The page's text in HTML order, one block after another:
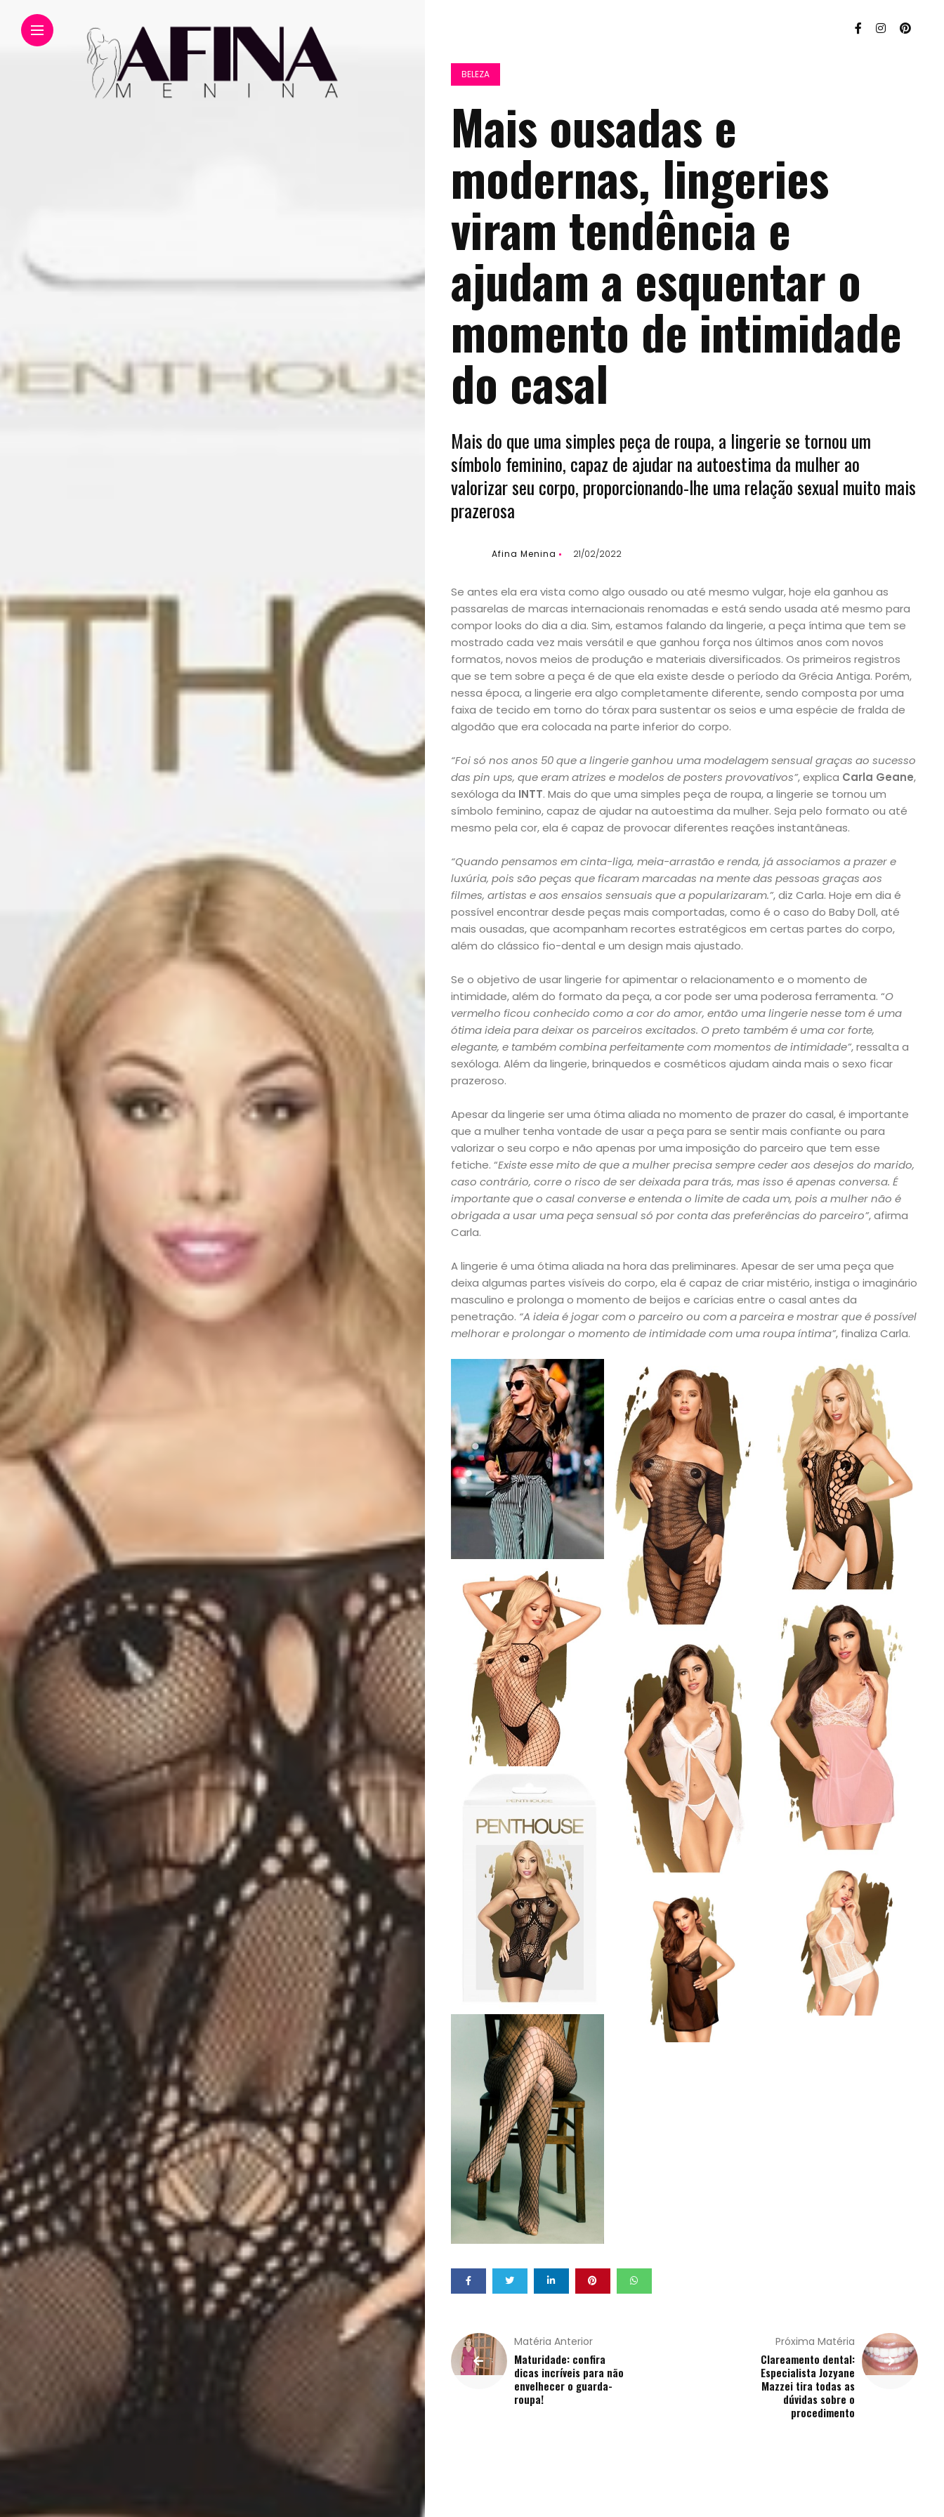
Início
Beleza
Bora
lá!
Casa
e
Decoração
Exclusiva
Homem
Mães
Filhos
Notícias
Opinião
Pets
Receitas
Saúde
Qualidade
Sexualidade
Variedades
BELEZA
Mais ousadas e
modernas, lingeries
viram tendência e
ajudam a esquentar o
momento de intimidade
do casal
Mais do que uma simples peça de roupa, a lingerie se tornou um
símbolo feminino, capaz de ajudar na autoestima da mulher ao
valorizar seu corpo, proporcionando-lhe uma relação sexual muito mais
prazerosa
Afina Menina 21/02/2022
Se antes ela era vista como algo ousado ou até mesmo vulgar, hoje ela ganhou as
passarelas de marcas internacionais renomadas e está sendo usada até mesmo para
compor looks do dia a dia. Sim, estamos falando da lingerie, a peça íntima que tem se
mostrado cada vez mais versátil e que ganhou força nos últimos anos com novos
formatos, novos meios de produção e materiais diversificados. Os primeiros registros
que se tem sobre a peça é de que ela existe desde o período da Grécia Antiga. Porém,
nessa época, a lingerie era algo completamente diferente, sendo composta por uma
faixa de tecido em torno do tórax para sustentar os seios e uma espécie de fralda de
algodão que era colocada na parte inferior do corpo.
“Foi só nos anos 50 que a lingerie ganhou uma modelagem sensual graças ao sucesso
das pin ups, que eram atrizes e modelos de posters provovativos”, explica Carla Geane,
sexóloga da INTT. Mais do que uma simples peça de roupa, a lingerie se tornou um
símbolo feminino, capaz de ajudar na autoestima da mulher. Seja pelo formato ou até
mesmo pela cor, ela é capaz de provocar diferentes reações instantâneas.
“Quando pensamos em cinta-liga, meia-arrastão e renda, já associamos a prazer e
luxúria, pois são peças que ficaram marcadas na mente das pessoas graças aos
filmes, artistas e aos ensaios sensuais que a popularizaram.”, diz Carla. Hoje em dia é
possível encontrar desde peças mais comportadas, como é o caso do Baby Doll, até
mais ousadas, que acompanham recortes estratégicos em certas partes do corpo,
além do clássico fio-dental e um design mais ajustado.
Se o objetivo de usar lingerie for apimentar o relacionamento e o momento de
intimidade, além do formato da peça, a cor pode ser uma poderosa ferramenta. “O
vermelho ficou conhecido como a cor do amor, então uma lingerie nesse tom é uma
ótima ideia para deixar os parceiros excitados. O preto também é uma cor forte,
elegante, e também combina perfeitamente com momentos de intimidade”, ressalta a
sexóloga. Além da lingerie, brinquedos e cosméticos ajudam ainda mais o sexo ficar
prazeroso.
Apesar da lingerie ser uma ótima aliada no momento de prazer do casal, é importante
que a mulher tenha vontade de usar a peça para se sentir mais confiante ou para
valorizar o seu corpo e não apenas por uma imposição do parceiro que tem esse
fetiche. “Existe esse mito de que a mulher precisa sempre ceder aos desejos do marido,
caso contrário, corre o risco de ser deixada para trás, mas isso é apenas conversa. É
importante que o casal converse e entenda o limite de cada um, pois a mulher não é
obrigada a usar uma peça sensual só por conta das preferências do parceiro”, afirma
Carla.
A lingerie é uma ótima aliada na hora das preliminares. Apesar de ser uma peça que
deixa algumas partes visíveis do corpo, ela é capaz de criar mistério, instiga o imaginário
masculino e prolonga o momento de beijos e carícias entre o casal antes da
penetração. “A ideia é jogar com o parceiro ou com a parceira e mostrar que é possível
melhorar e prolongar o momento de intimidade com uma roupa íntima”, finaliza Carla.
Matéria Anterior
Maturidade: confira
dicas incríveis para não
envelhecer o guarda-
roupa!
Próxima Matéria
Clareamento dental:
Especialista Jozyane
Mazzei tira todas as
dúvidas sobre o
procedimento